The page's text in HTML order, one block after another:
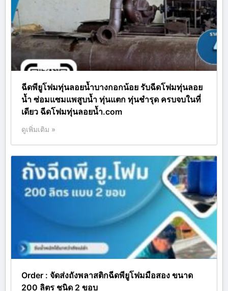
ฉีดพียูโฟมทุ่นลอยน้ำบางกอกน้อย รับฉีดโฟมทุ่นลอย
น้ำ ซ่อมแซมแพสูบน้ำ ทุ่นแตก ทุ่นชำรุด ครบจบในที่
เดียว ฉีดโฟมทุ่นลอยน้ำ.com
ดูเพิ่มเติม »
Order : จัดส่งถังพลาสติกฉีดพียูโฟมมือสอง ขนาด
200 ลิตร ชนิด 2 ขอบ